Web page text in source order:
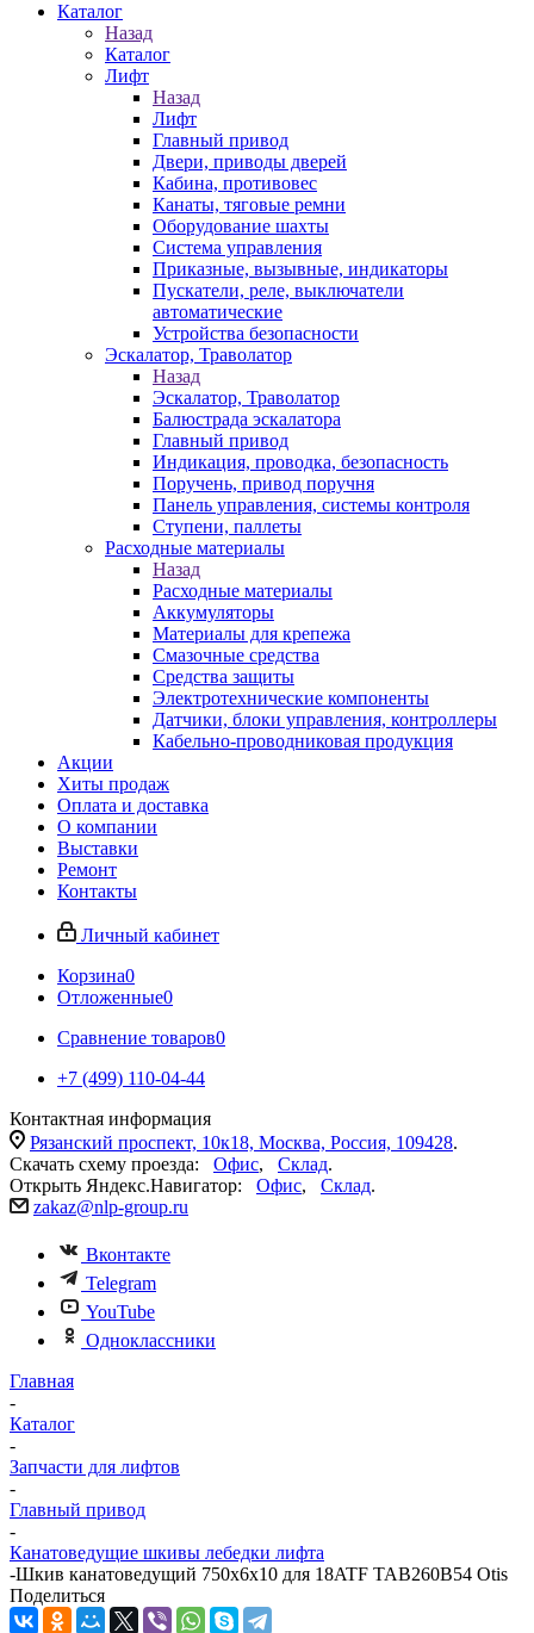
Каталог
Назад
Каталог
Лифт
Назад
Лифт
Главный привод
Двери, приводы дверей
Кабина, противовес
Канаты, тяговые ремни
Оборудование шахты
Система управления
Приказные, вызывные, индикаторы
Пускатели, реле, выключатели
автоматические
Устройства безопасности
Эскалатор, Траволатор
Назад
Эскалатор, Траволатор
Балюстрада эскалатора
Главный привод
Индикация, проводка, безопасность
Поручень, привод поручня
Панель управления, системы контроля
Ступени, паллеты
Расходные материалы
Назад
Расходные материалы
Аккумуляторы
Материалы для крепежа
Смазочные средства
Средства защиты
Электротехнические компоненты
Датчики, блоки управления, контроллеры
Кабельно-проводниковая продукция
Акции
Хиты продаж
Оплата и доставка
О компании
Выставки
Ремонт
Контакты
Личный кабинет
Корзина0
Отложенные0
Сравнение товаров0
+7 (499) 110-04-44
Контактная информация
Рязанский проспект, 10к18, Москва, Россия, 109428.
Скачать схему проезда: Офис, Склад.
Открыть Яндекс.Навигатор: Офис, Склад.
zakaz@nlp-group.ru
Вконтакте
Telegram
YouTube
Одноклассники
Главная
-
Каталог
-
Запчасти для лифтов
-
Главный привод
-
Канатоведущие шкивы лебедки лифта
-Шкив канатоведущий 750х6х10 для 18ATF TAB260B54 Otis
Поделиться